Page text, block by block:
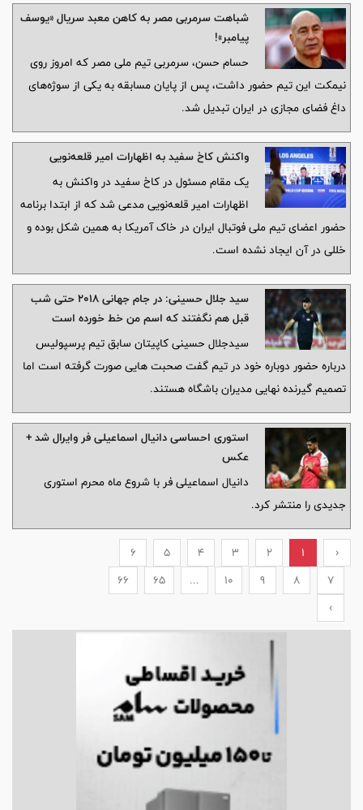
شباهت سرمربی مصر به کاهن معبد سریال «یوسف
پیامبر»!
حسام حسن، سرمربی تیم ملی مصر که امروز روی
نیمکت این تیم حضور داشت، پس از پایان مسابقه به یکی از سوژه‌های
داغ فضای مجازی در ایران تبدیل شد.
واکنش کاخ سفید به اظهارات امیر قلعه‌نویی
یک مقام مسئول در کاخ سفید در واکنش به
اظهارات امیر قلعه‌نویی مدعی شد که از ابتدا برنامه
حضور اعضای تیم ملی فوتبال ایران در خاک آمریکا به همین شکل بوده و
خللی در آن ایجاد نشده است.
سید جلال حسینی: در جام جهانی ۲۰۱۸ حتی شب
قبل هم نگفتند که اسم من خط خورده است
سیدجلال حسینی کاپیتان سابق تیم پرسپولیس
درباره حضور دوباره خود در تیم گفت صحبت هایی صورت گرفته است اما
تصمیم گیرنده نهایی مدیران باشگاه هستند.
استوری احساسی دانیال اسماعیلی فر وایرال شد +
عکس
دانیال اسماعیلی فر با شروع ماه محرم استوری
جدیدی را منتشر کرد.
‹
1
2
3
4
5
6
7
8
9
10
...
65
66
›